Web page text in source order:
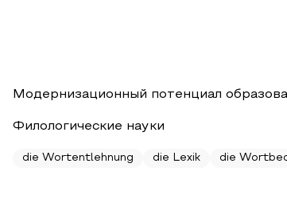
Модернизационный потенциал
Филологические науки
die Wortentlehnung die Lexik die